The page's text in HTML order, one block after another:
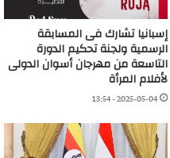
إسبانيا تشارك فى المسابقة
الرسمية ولجنة تحكيم الدورة
التاسعة من مهرجان أسوان الدولى
لأفلام المرأة
2025-05-04 - 13:54